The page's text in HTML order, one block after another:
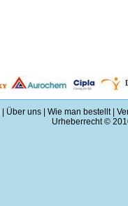
Über uns Wie man bestellt|
Urheberrecht ©